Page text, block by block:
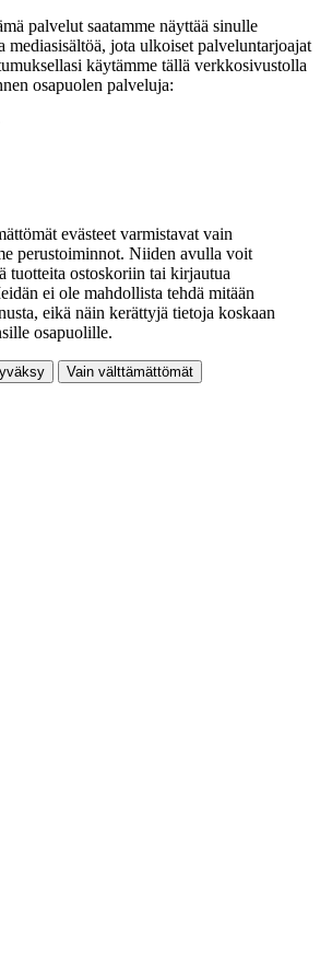
palvelut saatamme näyttää sinulle
mediasisältöä, jota ulkoiset palveluntarjoajat
käytämme tällä verkkosivustolla
osapuolen palveluja:
evästeet varmistavat vain
perustoiminnot. Niiden avulla voit
tuotteita ostoskoriin tai kirjautua
ei ole mahdollista tehdä mitään
eikä näin kerättyjä tietoja koskaan
osapuolille.
Vain välttämättömät